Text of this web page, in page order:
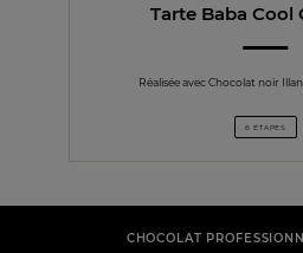
Tarte Baba Cool
Réalisée avec Chocolat noir
6 ÉTAPES
CHOCOLAT